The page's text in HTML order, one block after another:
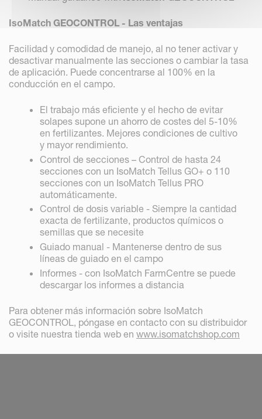
IsoMatch GEOCONTROL - Las ventajas
Facilidad y comodidad de manejo, al no tener activar y
desactivar manualmente las secciones o cambiar la tasa
de aplicación. Puede concentrarse al 100% en la
conducción en el campo.
El trabajo más eficiente y el hecho de evitar
solapes supone un ahorro de costes del 5-10%
en fertilizantes. Mejores condiciones de cultivo
y mayor rendimiento.
Control de secciones – Control de hasta 24
secciones con un IsoMatch Tellus GO+ o 110
secciones con un IsoMatch Tellus PRO
automáticamente.
Control de dosis variable - Siempre la cantidad
exacta de fertilizante, productos químicos o
semillas que se necesite
Guiado manual - Mantenerse dentro de sus
líneas de guiado en el campo
Informes - con IsoMatch FarmCentre se puede
descargar los informes a distancia
Para obtener más información sobre IsoMatch
GEOCONTROL, póngase en contacto con su distribuidor
o visite nuestra tienda web en www.isomatchshop.com